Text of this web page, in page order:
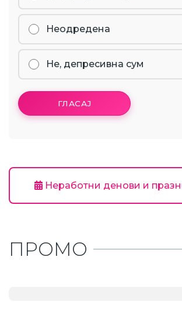
Неодредена
Не, депресивна сум
ГЛАСАЈ
Неработни денови и
ПРОМО